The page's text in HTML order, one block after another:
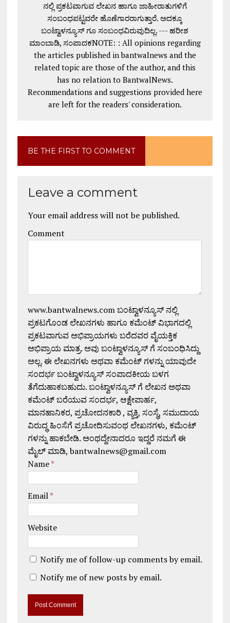
ನಲ್ಲಿ ಪ್ರಕಟವಾಗುವ ಲೇಖನ ಹಾಗೂ ಜಾಹೀರಾತುಗಳಿಗೆ
ಸಂಬಂಧಪಟ್ಟವರೇ ಹೊಣೆಗಾರರಾಗುತ್ತಾರೆ. ಅದಕ್ಕೂ
ಬಂಟ್ವಾಳನ್ಯೂಸ್ ಗೂ ಸಂಬಂಧವಿರುವುದಿಲ್ಲ. --- ಹರೀಶ
ಮಾಂಬಾಡಿ, ಸಂಪಾದಕNOTE: : All opinions regarding
the articles published in bantwalnews and the
related topic are those of the author, and this
has no relation to BantwalNews.
Recommendations and suggestions provided here
are left for the readers' consideration.
BE THE FIRST TO COMMENT
Leave a comment
Your email address will not be published.
Comment
www.bantwalnews.com ಬಂಟ್ವಾಳನ್ಯೂಸ್ ನಲ್ಲಿ
ಪ್ರಕಟಗೊಂಡ ಲೇಖನಗಳು ಹಾಗೂ ಕಮೆಂಟ್ ವಿಭಾಗದಲ್ಲಿ
ಪ್ರಕಟವಾಗುವ ಅಭಿಪ್ರಾಯಗಳು ಬರೆದವರ ವೈಯಕ್ತಿಕ
ಅಭಿಪ್ರಾಯ ಮಾತ್ರ. ಅವು ಬಂಟ್ವಾಳನ್ಯೂಸ್ ಗೆ ಸಂಬಂಧಿಸಿದ್ದು
ಅಲ್ಲ. ಈ ಲೇಖನಗಳು ಅಥವಾ ಕಮೆಂಟ್ ಗಳನ್ನು ಯಾವುದೇ
ಸಂದರ್ಭ ಬಂಟ್ವಾಳನ್ಯೂಸ್ ಸಂಪಾದಕೀಯ ಬಳಗ
ತೆಗೆದುಹಾಕಬಹುದು. ಬಂಟ್ವಾಳನ್ಯೂಸ್ ಗೆ ಲೇಖನ ಅಥವಾ
ಕಮೆಂಟ್ ಬರೆಯುವ ಸಂದರ್ಭ, ಆಕ್ಷೇಪಾರ್ಹ,
ಮಾನಹಾನಿಕರ, ಪ್ರಚೋದನಕಾರಿ , ವ್ಯಕ್ತಿ, ಸಂಸ್ಥೆ, ಸಮುದಾಯ
ವಿರುದ್ಧ ಹಿಂಸೆಗೆ ಪ್ರಚೋದಿಸುವಂಥ ಲೇಖನಗಳು, ಕಮೆಂಟ್
ಗಳನ್ನು ಹಾಕಬೇಡಿ. ಅಂಥದ್ದೇನಾದರೂ ಇದ್ದರೆ ನಮಗೆ ಈ
ಮೈಲ್ ಮಾಡಿ, bantwalnews@gmail.com
Name*
Email*
Website
Notify me of follow-up comments by email.
Notify me of new posts by email.